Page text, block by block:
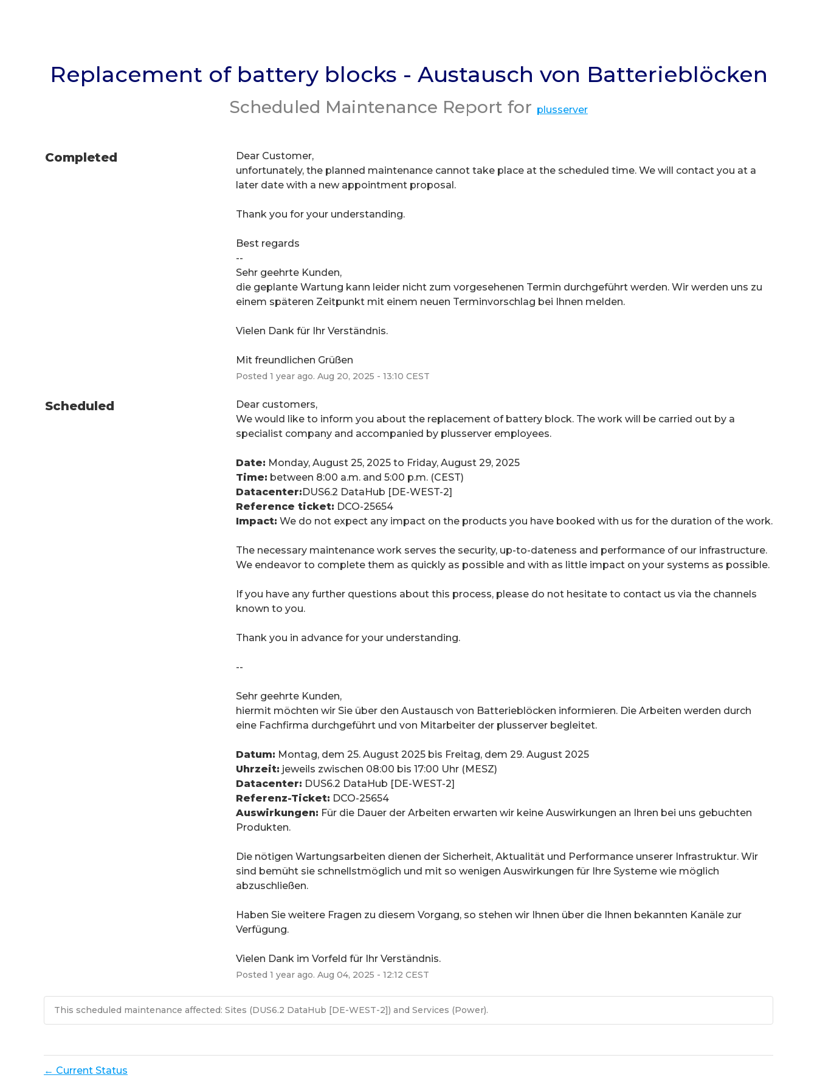
Replacement of battery blocks - Austausch von Batterieblöcken
Scheduled Maintenance Report for plusserver
Completed
Dear Customer,
unfortunately, the planned maintenance cannot take place at the scheduled time. We will contact you at a
later date with a new appointment proposal.
Thank you for your understanding.
Best regards
--
Sehr geehrte Kunden,
die geplante Wartung kann leider nicht zum vorgesehenen Termin durchgeführt werden. Wir werden uns zu
einem späteren Zeitpunkt mit einem neuen Terminvorschlag bei Ihnen melden.
Vielen Dank für Ihr Verständnis.
Mit freundlichen Grüßen
Posted 1 year ago. Aug 20, 2025 - 13:10 CEST
Scheduled
Dear customers,
We would like to inform you about the replacement of battery block. The work will be carried out by a
specialist company and accompanied by plusserver employees.
Date: Monday, August 25, 2025 to Friday, August 29, 2025
Time: between 8:00 a.m. and 5:00 p.m. (CEST)
Datacenter:DUS6.2 DataHub [DE-WEST-2]
Reference ticket: DCO-25654
Impact: We do not expect any impact on the products you have booked with us for the duration of the work.
The necessary maintenance work serves the security, up-to-dateness and performance of our infrastructure.
We endeavor to complete them as quickly as possible and with as little impact on your systems as possible.
If you have any further questions about this process, please do not hesitate to contact us via the channels
known to you.
Thank you in advance for your understanding.
--
Sehr geehrte Kunden,
hiermit möchten wir Sie über den Austausch von Batterieblöcken informieren. Die Arbeiten werden durch
eine Fachfirma durchgeführt und von Mitarbeiter der plusserver begleitet.
Datum: Montag, dem 25. August 2025 bis Freitag, dem 29. August 2025
Uhrzeit: jeweils zwischen 08:00 bis 17:00 Uhr (MESZ)
Datacenter: DUS6.2 DataHub [DE-WEST-2]
Referenz-Ticket: DCO-25654
Auswirkungen: Für die Dauer der Arbeiten erwarten wir keine Auswirkungen an Ihren bei uns gebuchten
Produkten.
Die nötigen Wartungsarbeiten dienen der Sicherheit, Aktualität und Performance unserer Infrastruktur. Wir
sind bemüht sie schnellstmöglich und mit so wenigen Auswirkungen für Ihre Systeme wie möglich
abzuschließen.
Haben Sie weitere Fragen zu diesem Vorgang, so stehen wir Ihnen über die Ihnen bekannten Kanäle zur
Verfügung.
Vielen Dank im Vorfeld für Ihr Verständnis.
Posted 1 year ago. Aug 04, 2025 - 12:12 CEST
This scheduled maintenance affected: Sites (DUS6.2 DataHub [DE-WEST-2]) and Services (Power).
← Current Status